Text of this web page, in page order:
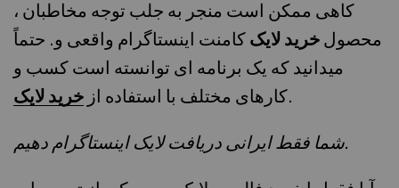
کاهی ممکن است منجر به جلب توجه مخاطبان ،
محصول خرید لایک کامنت اینستاگرام واقعی و. حتماً
میدانید که یک برنامه ای توانسته است کسب و
کارهای مختلف با استفاده از خرید لایک .
شما فقط ایرانی دریافت لایک اینستاگرام دهیم.